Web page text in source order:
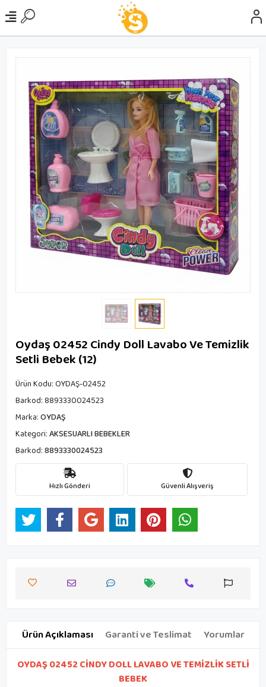
Oydaş 02452 Cindy Doll Lavabo Ve Temizlik
Setli Bebek (12)
Ürün Kodu:OYDAŞ-02452
Barkod:8893330024523
Marka:OYDAŞ
Kategori:AKSESUARLI BEBEKLER
Barkod:8893330024523
Hızlı Gönderi Güvenli Alışveriş
Ürün Açıklaması Garanti ve Teslimat Yorumlar
OYDAŞ 02452 CİNDY DOLL LAVABO VE TEMİZLİK SETLİ
BEBEK